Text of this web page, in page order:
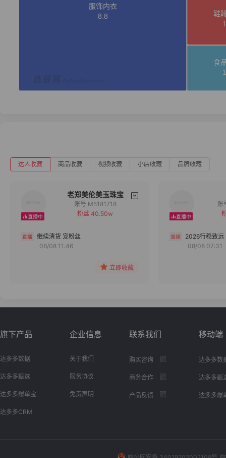
达人收藏 商品收藏 视频收藏 小店收藏 品牌收藏
老郑美伦美玉珠宝
备注
账号 M5181718
粉丝 40.50w
继续清货 宠粉丝
08/08 11:46
立即收藏
2026行稳致远
08/08 07:31
旗下产品
达多多数据
达多多甄选
达多多爆单宝
达多多CRM
企业信息
关于我们
服务协议
免责声明
联系我们
购买咨询
商务合作
产品反馈
移动端
达多多数
达多多甄
达多多爆